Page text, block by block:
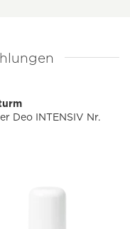
Deo INTENSIV Nr.